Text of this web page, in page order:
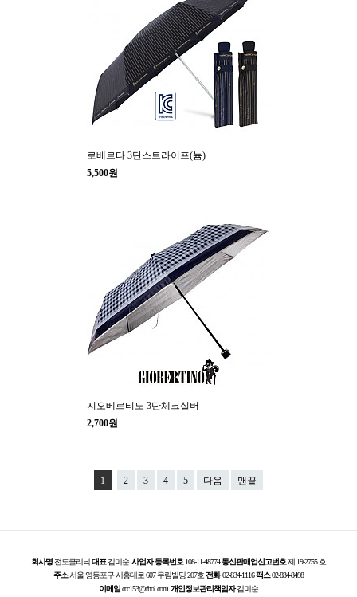
로베르타 3단스트라이프(늄)
5,500원
지오베르티노 3단체크실버
2,700원
1 2 3 4 5 다음 맨끝
회사명전도클리닉 대표 김미순 사업자 등록번호108-11-48774 통신판매업신고번호제 19-2755 호
주소서울 영등포구 시흥대로 607 무림빌딩 207호 전화02-834-1116 팩스02-834-8498
이메일ccc153@chol.com 개인정보관리책임자김미순